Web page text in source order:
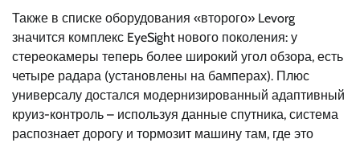
Также в списке оборудования «второго» Levorg
значится комплекс EyeSight нового поколения: у
стереокамеры теперь более широкий угол обзора, есть
четыре радара (установлены на бамперах). Плюс
универсалу достался модернизированный адаптивный
круиз-контроль – используя данные спутника, система
распознает дорогу и тормозит машину там, где это